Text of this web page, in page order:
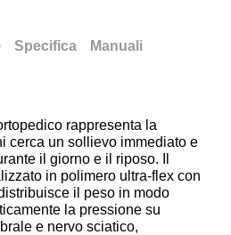
Specifica Manuali
rappresenta la
cerca un sollievo immediato e
il giorno e il riposo. Il
in polimero ultra-flex con
il peso in modo
la pressione su
e nervo sciatico,